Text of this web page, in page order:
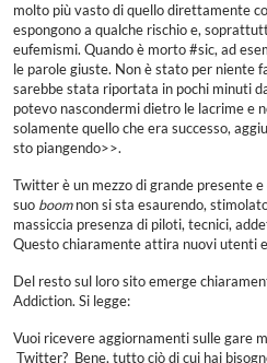
molto più vasto di quello direttamente
espongono a qualche rischio e,
eufemismi. Quando è morto #sic, ad
le parole giuste. Non è stato per niente
sarebbe stata riportata in pochi minuti
potevo nascondermi dietro le lacrime e
solamente quello che era successo,
sto piangendo>>.
Twitter è un mezzo di grande presente
suo boomnon si sta esaurendo,
massiccia presenza di piloti, tecnici,
Questo chiaramente attira nuovi utenti
Del resto sul loro sito emerge
Addiction. Si legge:
Vuoi ricevere aggiornamenti sulle gare
Twitter? Bene, tutto ciò di cui hai